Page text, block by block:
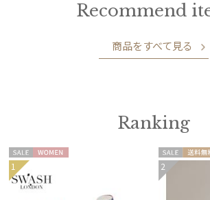
Recommend
商品をすべて見る
Ranking
セー
ル
N
1
セー
ル
送料
2